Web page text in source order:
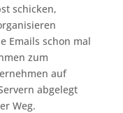
schicken,
Emails schon mal
zum
auf
abgelegt
Weg.